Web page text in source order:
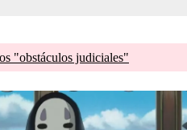
"obstáculos judiciales"